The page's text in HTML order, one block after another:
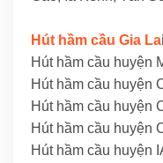
Hút hầm cầu Gia La
Hút hầm cầu huyện
Hút hầm cầu huyện
Hút hầm cầu huyện
Hút hầm cầu huyện
Hút hầm cầu huyện